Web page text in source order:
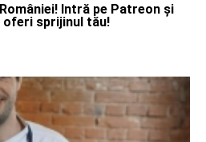
Intră pe Patreon și
oferi sprijinul tău!